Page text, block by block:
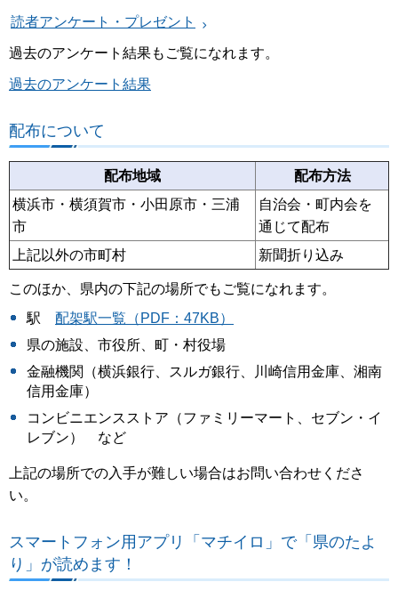
読者アンケート・プレゼント
過去のアンケート結果もご覧になれます。
過去のアンケート結果
配布について
配布地域
配布方法
横浜市・横須賀市・小田原市・三浦
市
自治会・町内会を
通じて配布
上記以外の市町村
新聞折り込み
このほか、県内の下記の場所でもご覧になれます。
駅 配架駅一覧（PDF：47KB）
県の施設、市役所、町・村役場
金融機関（横浜銀行、スルガ銀行、川崎信用金庫、湘南
信用金庫）
コンビニエンスストア（ファミリーマート、セブン・イ
レブン） など
上記の場所での入手が難しい場合はお問い合わせくださ
い。
スマートフォン用アプリ「マチイロ」で「県のたよ
り」が読めます！